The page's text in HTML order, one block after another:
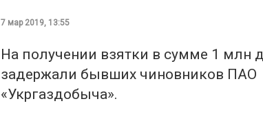
7 мар 2019, 13:55
На получении взятки в сумме 1 млн
задержали бывших чиновников ПАО
«Укргаздобыча».